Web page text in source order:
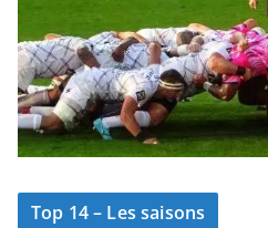
Top 14 – Les saisons